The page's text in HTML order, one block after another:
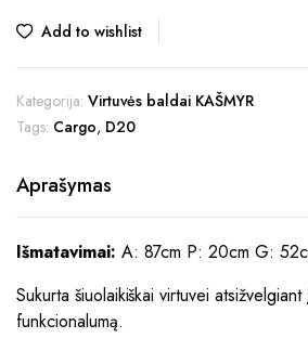
Add to wishlist
Kategorija: Virtuvės baldai KAŠMYR
Tags: Cargo, D20
Aprašymas
Išmatavimai: A: 87cm P: 20cm G:
Sukurta šiuolaikiškai virtuvei
funkcionalumą.